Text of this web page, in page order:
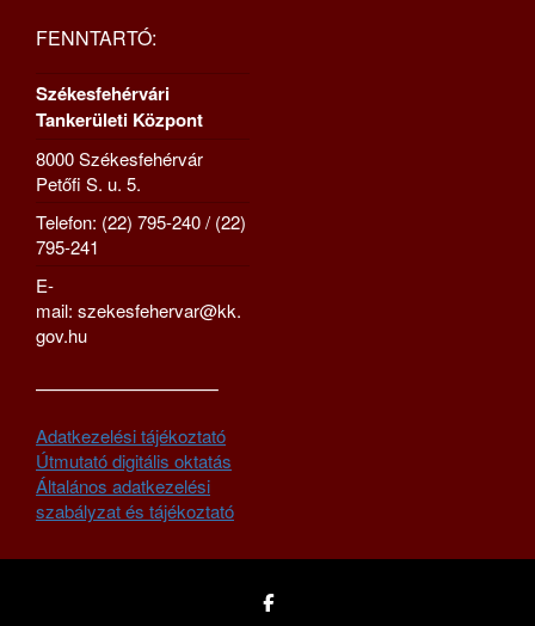
FENNTARTÓ:
Székesfehérvári
Tankerületi Központ
8000 Székesfehérvár
Petőfi S. u. 5.
Telefon: (22) 795-240 / (22)
795-241
E-
mail: szekesfehervar@kk.
gov.hu
—————————–
Adatkezelési tájékoztató
Útmutató digitális oktatás
Általános adatkezelési
szabályzat és tájékoztató